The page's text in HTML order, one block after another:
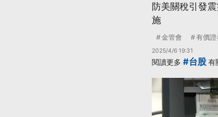
防美關稅引發
施
金管會 有價證
2025/4/6 19:31
閱讀更多 #台股 有